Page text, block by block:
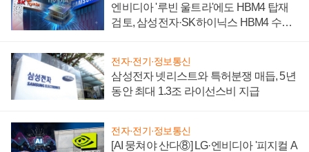
엔비디아 '루빈 울트라'에도 HBM4 탑재
검토, 삼성전자·SK하이닉스 HBM4 수율
전자·전기·정보통신
삼성전자 넷리스트와 특허분쟁 매듭, 5년
동안 최대 1.3조 라이선스비 지급
전자·전기·정보통신
[AI 뭉쳐야 산다⑧] LG·엔비디아 '피지컬 A